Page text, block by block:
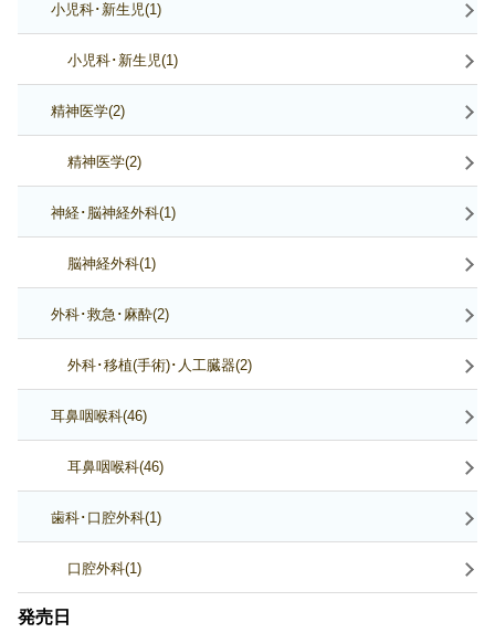
小児科･新生児(1)
小児科･新生児(1)
精神医学(2)
精神医学(2)
神経･脳神経外科(1)
脳神経外科(1)
外科･救急･麻酔(2)
外科･移植(手術)･人工臓器(2)
耳鼻咽喉科(46)
耳鼻咽喉科(46)
歯科･口腔外科(1)
口腔外科(1)
発売日